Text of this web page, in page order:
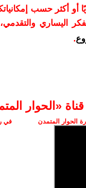
دولارات سنويًا أو أكثر
اليساري والتقدمي،
.
‫«الحوار
الحوار المتمدن في